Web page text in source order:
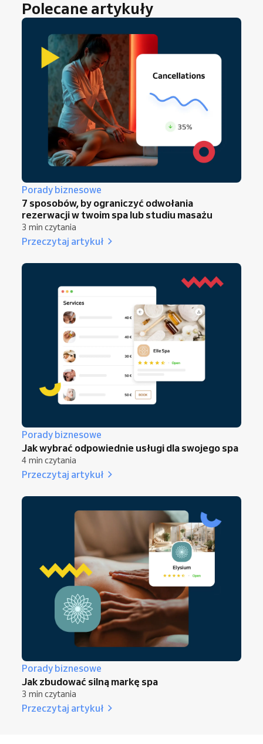
Polecane artykuły
Porady biznesowe
7 sposobów, by ograniczyć odwołania
rezerwacji w twoim spa lub studiu masażu
3 min czytania
Przeczytaj artykuł
Porady biznesowe
Jak wybrać odpowiednie usługi dla swojego spa
4 min czytania
Przeczytaj artykuł
Porady biznesowe
Jak zbudować silną markę spa
3 min czytania
Przeczytaj artykuł